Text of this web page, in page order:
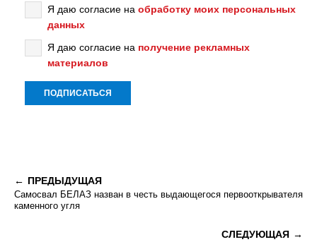
Я даю согласие на обработку моих персональных
данных
Я даю согласие на получение рекламных
материалов
ПРЕДЫДУЩАЯ
Самосвал БЕЛАЗ назван в честь выдающегося первооткрывателя
каменного угля
СЛЕДУЮЩАЯ